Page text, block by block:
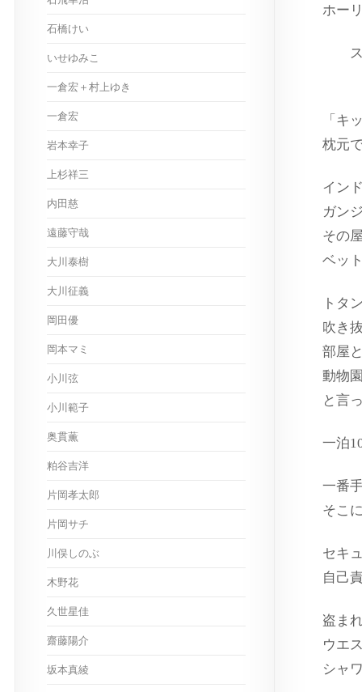
ホー
ス
「キ
枕元
イン
ガン
その
ベッ
トタ
吹き
部屋
動物
と言
一泊
一番
そこ
セキ
自己
盗ま
ウエ
シャ
石橋けい
いせゆみこ
一倉宏＋村上ゆき
一倉宏
岩本幸子
上杉祥三
内田慈
遠藤守哉
大川泰樹
大川征義
岡田優
岡本マミ
小川弦
小川範子
奥貫薫
粕谷吉洋
片岡孝太郎
片岡サチ
川俣しのぶ
木野花
久世星佳
齋藤陽介
坂本真綾